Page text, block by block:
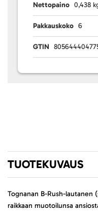
Nettopaino 0,438
Pakkauskoko 6
GTIN
TUOTEKUVAUS
Tognanan B-Rush-lautanen
raikkaan muotoilunsa